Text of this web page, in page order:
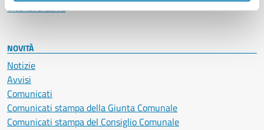
Vita lavorativa
NOVITÀ
Notizie
Avvisi
Comunicati
Comunicati stampa della Giunta Comunale
Comunicati stampa del Consiglio Comunale